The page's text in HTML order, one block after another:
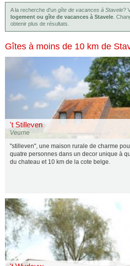
A la recherche d'un gîte de vacances à Stavele?
logement ou gîte de vacances à Stavele .
obtenir plus de résultats.
Gîtes à moins de 10 km de
't Stilleven
Veurne
"stilleven", une maison rurale de charme
quatre personnes dans un decor unique à
du chateau et 10 km de la cote belge.